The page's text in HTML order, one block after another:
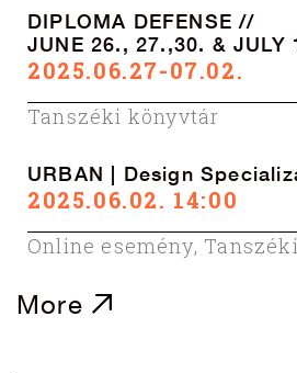
DIPLOMA DEFENSE //
JUNE 26., 27.,30. & JULY
2025.06.27-07.02.
Tanszéki könyvtár
URBAN | Design
2025.06.02. 14:00
Online esemény,
More